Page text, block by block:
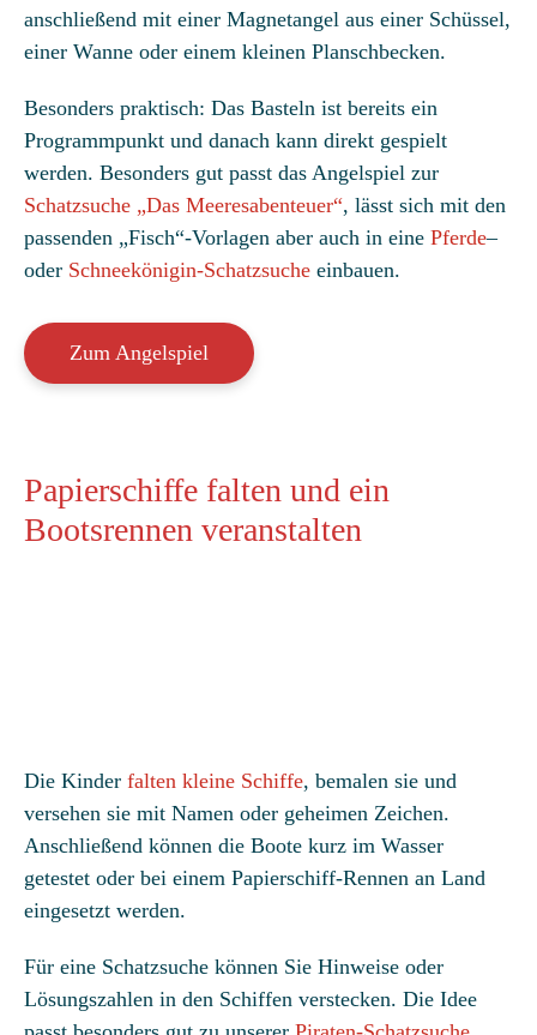
anschließend mit einer Magnetangel aus einer Schüssel,
einer Wanne oder einem kleinen Planschbecken.
Besonders praktisch: Das Basteln ist bereits ein
Programmpunkt und danach kann direkt gespielt
werden. Besonders gut passt das Angelspiel zur
Schatzsuche „Das Meeresabenteuer“, lässt sich mit den
passenden „Fisch“-Vorlagen aber auch in eine Pferde–
oder Schneekönigin-Schatzsuche einbauen.
Zum Angelspiel
Papierschiffe falten und ein
Bootsrennen veranstalten
Die Kinder falten kleine Schiffe, bemalen sie und
versehen sie mit Namen oder geheimen Zeichen.
Anschließend können die Boote kurz im Wasser
getestet oder bei einem Papierschiff-Rennen an Land
eingesetzt werden.
Für eine Schatzsuche können Sie Hinweise oder
Lösungszahlen in den Schiffen verstecken. Die Idee